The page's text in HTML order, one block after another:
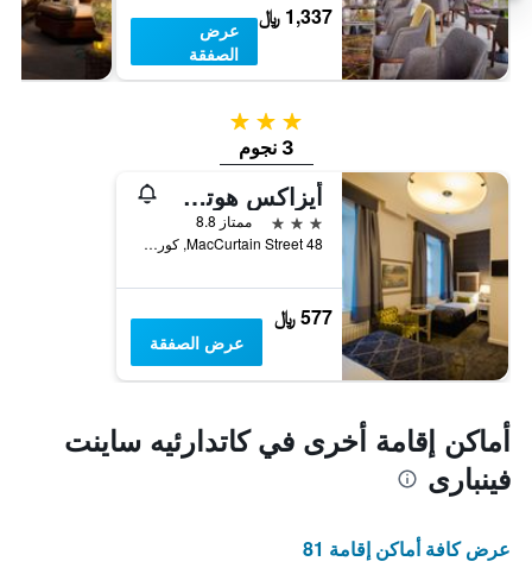
1,337 ﷼
عرض
الصفقة
3 نجوم
3 نجوم
أيزاكس هوتل كورك سيتي
3 نجوم
ممتاز 8.8
48 MacCurtain Street, كورك, أيرلندا
577 ﷼
عرض الصفقة
أماكن إقامة أخرى في كاتدارئيه ساينت
فينبارى
عرض كافة أماكن إقامة 81